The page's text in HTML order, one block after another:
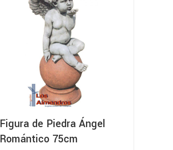
Figura de Piedra Ángel
Romántico 75cm